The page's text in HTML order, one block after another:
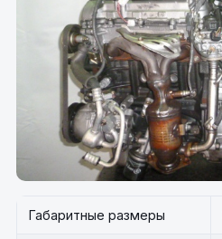
Габаритные размеры